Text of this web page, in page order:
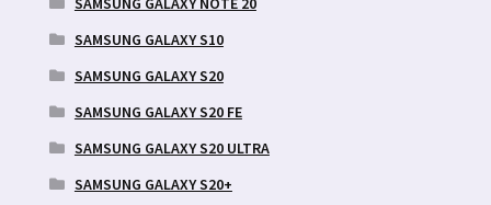
SAMSUNG GALAXY S10
SAMSUNG GALAXY S20
SAMSUNG GALAXY S20 FE
SAMSUNG GALAXY S20 ULTRA
SAMSUNG GALAXY S20+